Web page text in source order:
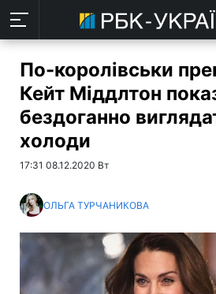
По-королівськи
Кейт Міддлтон
бездоганно
холоди
17:31 08.12.2020 Вт
ОЛЬГА ТУРЧАНИКОВА